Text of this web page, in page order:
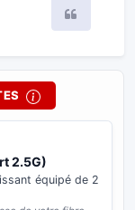
2.5G)
équipé de 2